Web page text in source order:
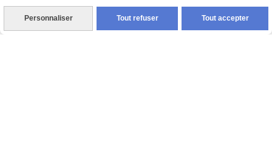
Personnaliser Tout refuser Tout accepter